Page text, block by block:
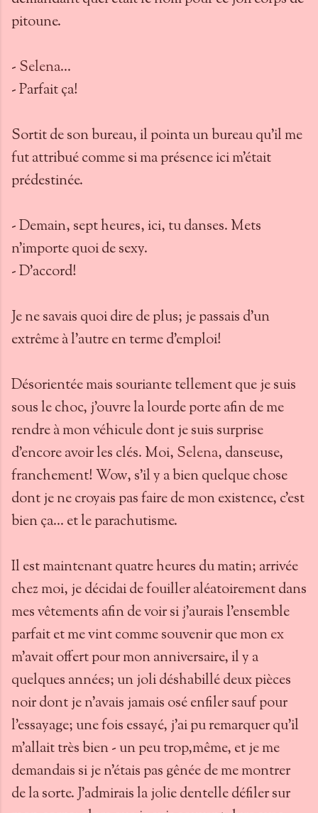
pitoune.
- Selena...
- Parfait ça!
Sortit de son bureau, il pointa un bureau qu'il me
fut attribué comme si ma présence ici m'était
prédestinée.
- Demain, sept heures, ici, tu danses. Mets
n'importe quoi de sexy.
- D'accord!
Je ne savais quoi dire de plus; je passais d'un
extrême à l'autre en terme d'emploi!
Désorientée mais souriante tellement que je suis
sous le choc, j'ouvre la lourde porte afin de me
rendre à mon véhicule dont je suis surprise
d'encore avoir les clés. Moi, Selena, danseuse,
franchement! Wow, s'il y a bien quelque chose
dont je ne croyais pas faire de mon existence, c'est
bien ça... et le parachutisme.
Il est maintenant quatre heures du matin; arrivée
chez moi, je décidai de fouiller aléatoirement dans
mes vêtements afin de voir si j'aurais l'ensemble
parfait et me vint comme souvenir que monex
m'avait offert pour mon anniversaire, il y a
quelques années; un joli déshabillé deux pièces
noir dont je n'avais jamais osé enfiler sauf pour
l'essayage; une fois essayé, j'ai pu remarquer qu'il
m'allait très bien - un peu trop,même, et je me
demandais si je n'étais pas gênée de me montrer
de la sorte. J'admirais la jolie dentelle défiler sur